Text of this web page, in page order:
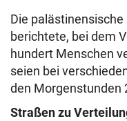
Die
berichtete, bei dem
hundert Menschen
seien bei
den Morgenstunden
Straßen zu